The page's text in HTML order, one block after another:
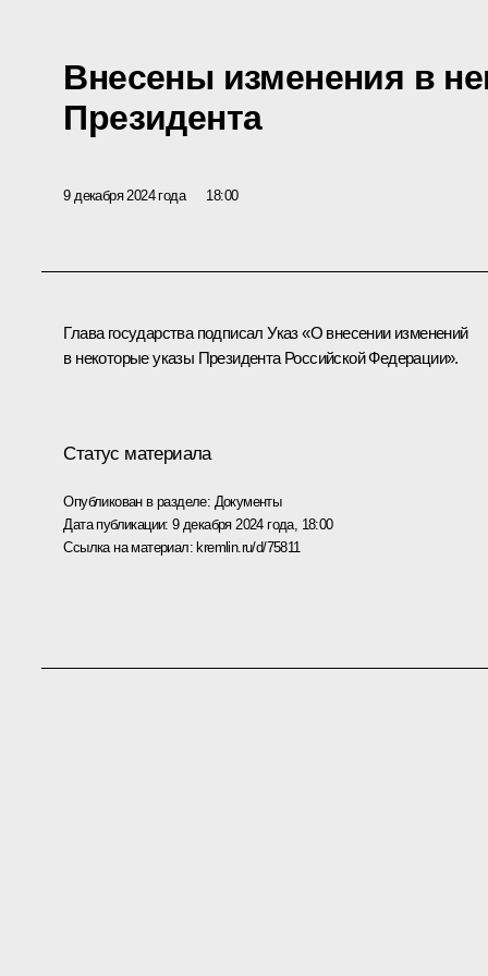
Внесены изменения в
Президента
9 декабря 2024 года 18:00
Глава государства подписал Указ «О внесении изменений
в некоторые указы Президента Российской Федерации».
Статус материала
Опубликован в разделе: Документы
Дата публикации:9 декабря 2024 года, 18:00
Ссылка на материал:kremlin.ru/d/75811